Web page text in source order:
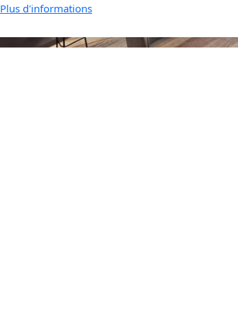
Plus d'informations